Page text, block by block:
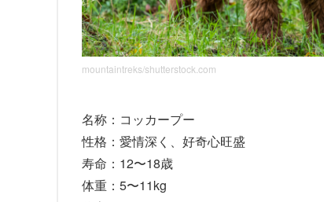
mountaintreks/shutterstock.com
名称：コッカープー
性格：愛情深く、好奇心旺盛
寿命：12〜18歳
体重：5〜11kg